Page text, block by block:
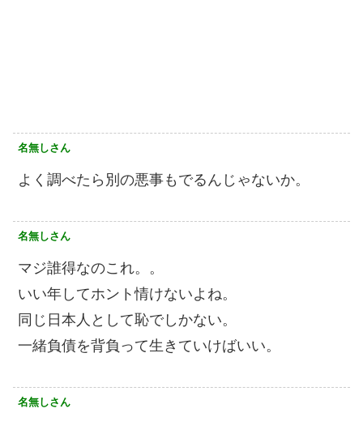
名無しさん
よく調べたら別の悪事もでるんじゃないか。
名無しさん
マジ誰得なのこれ。。
いい年してホント情けないよね。
同じ日本人として恥でしかない。
一緒負債を背負って生きていけばいい。
名無しさん